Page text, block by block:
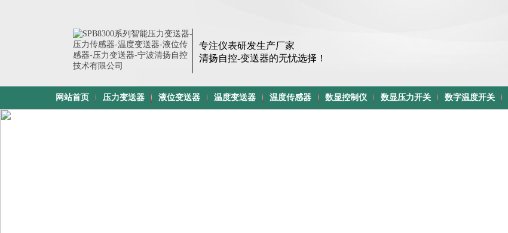
专注仪表研发生产厂家
清扬自控-变送器的无忧选择！
网站首页 压力变送器 液位变送器 温度变送器 温度传感器 数显控制仪 数显压力开关 数字温度开关